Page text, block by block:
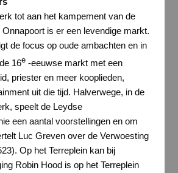
tot aan het kampement van de
is er een levendige markt.
de focus op oude ambachten en in
16e-eeuwse markt met een
priester en meer kooplieden,
uit die tijd. Halverwege, in de
speelt de Leydse
een aantal voorstellingen en om
Luc Greven over de Verwoesting
Op het Terreplein kan bij
Robin Hood is op het Terreplein